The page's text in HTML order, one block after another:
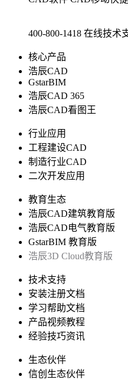
400-800-1418 在线技术
核心产品
浩辰CAD
GstarBIM
浩辰CAD 365
浩辰CAD看图王
行业应用
工程建设CAD
制造行业CAD
二次开发应用
教育生态
浩辰CAD建筑教育版
浩辰CAD电气教育版
GstarBIM 教育版
浩辰3D Cloud教育版
技术支持
安装注册文档
学习帮助文档
产品视频教程
经验技巧资讯
生态伙伴
信创生态伙伴